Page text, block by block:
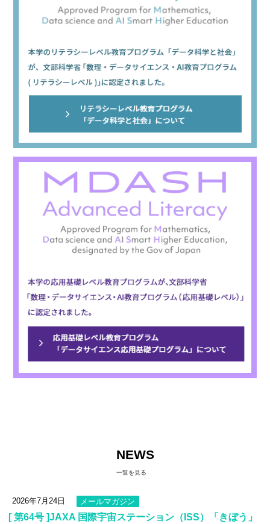
NEWS
一覧を見る
2026年7月24日 メールマガジン
[ 第64号 ]JAXA 国際宇宙ステーション（ISS）「きぼう」